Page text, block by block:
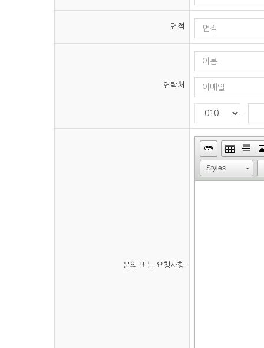
면적
연락처
-
문의 또는 요청사항
Styles